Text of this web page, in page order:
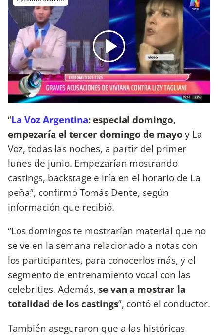
“La Voz Argentina: especial domingo,
empezaría el tercer domingo de mayo y La
Voz, todas las noches, a partir del primer
lunes de junio. Empezarían mostrando
castings, backstage e iría en el horario de La
peña”, confirmó Tomás Dente, según
información que recibió.
“Los domingos te mostrarían material que no
se ve en la semana relacionado a notas con
los participantes, para conocerlos más, y el
segmento de entrenamiento vocal con las
celebrities. Además, se van a mostrar la
totalidad de los castings”, contó el conductor.
También aseguraron que a las históricas